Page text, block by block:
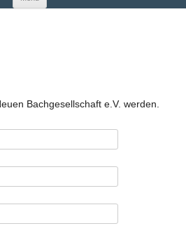
Bachgesellschaft e.V. werden.